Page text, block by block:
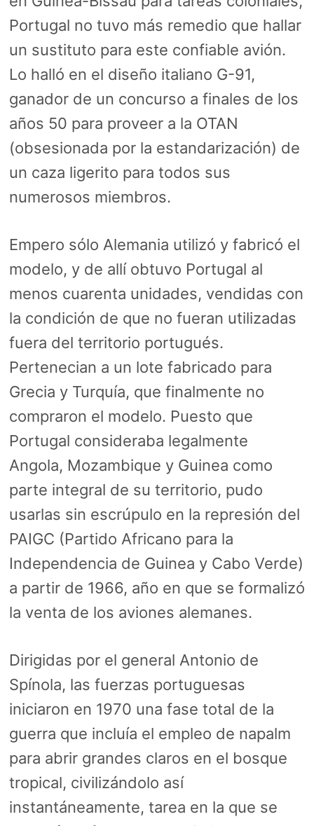
Portugal no tuvo más remedio que hallar
un sustituto para este confiable avión.
Lo halló en el diseño italiano G-91,
ganador de un concurso a finales de los
años 50 para proveer a la OTAN
(obsesionada por la estandarización) de
un caza ligerito para todos sus
numerosos miembros.
Empero sólo Alemania utilizó y fabricó el
modelo, y de allí obtuvo Portugal al
menos cuarenta unidades, vendidas con
la condición de que no fueran utilizadas
fuera del territorio portugués.
Pertenecian a un lote fabricado para
Grecia y Turquía, que finalmente no
compraron el modelo. Puesto que
Portugal consideraba legalmente
Angola, Mozambique y Guinea como
parte integral de su territorio, pudo
usarlas sin escrúpulo en la represión del
PAIGC (Partido Africano para la
Independencia de Guinea y Cabo Verde)
a partir de 1966, año en que se formalizó
la venta de los aviones alemanes.
Dirigidas por el general Antonio de
Spínola, las fuerzas portuguesas
iniciaron en 1970 una fase total de la
guerra que incluía el empleo de napalm
para abrir grandes claros en el bosque
tropical, civilizándolo así
instantáneamente, tarea en la que se